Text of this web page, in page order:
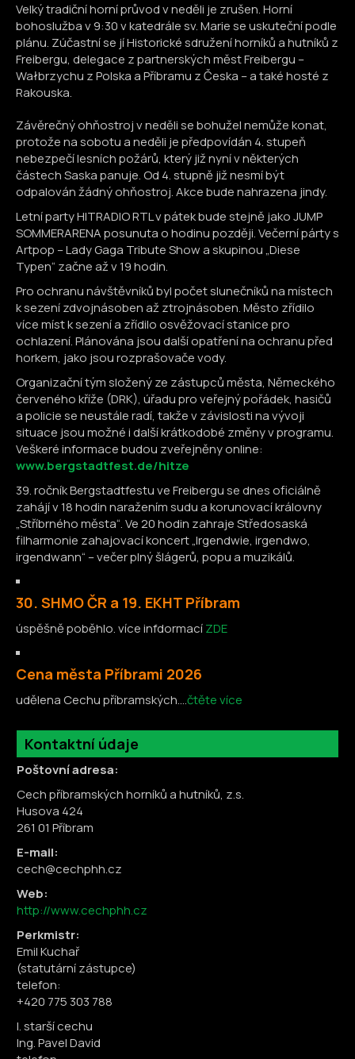
Velký tradiční horní průvod v neděli je zrušen. Horní
bohoslužba v 9:30 v katedrále sv. Marie se uskuteční podle
plánu. Zúčastní se jí Historické sdružení horníků a hutníků z
Freibergu, delegace z partnerských měst Freibergu –
Wałbrzychu z Polska a Příbramu z Česka – a také hosté z
Rakouska.
Závěrečný ohňostroj v neděli se bohužel nemůže konat,
protože na sobotu a neděli je předpovídán 4. stupeň
nebezpečí lesních požárů, který již nyní v některých
částech Saska panuje. Od 4. stupně již nesmí být
odpalován žádný ohňostroj. Akce bude nahrazena jindy.
Letní party HITRADIO RTL v pátek bude stejně jako JUMP
SOMMERARENA posunuta o hodinu později. Večerní párty s
Artpop – Lady Gaga Tribute Show a skupinou „Diese
Typen“ začne až v 19 hodin.
Pro ochranu návštěvníků byl počet slunečníků na místech
k sezení zdvojnásoben až ztrojnásoben. Město zřídilo
více míst k sezení a zřídilo osvěžovací stanice pro
ochlazení. Plánována jsou další opatření na ochranu před
horkem, jako jsou rozprašovače vody.
Organizační tým složený ze zástupců města, Německého
červeného kříže (DRK), úřadu pro veřejný pořádek, hasičů
a policie se neustále radí, takže v závislosti na vývoji
situace jsou možné i další krátkodobé změny v programu.
Veškeré informace budou zveřejněny online:
www.bergstadtfest.de/hitze
39. ročník Bergstadtfestu ve Freibergu se dnes oficiálně
zahájí v 18 hodin naražením sudu a korunovací královny
„Stříbrného města“. Ve 20 hodin zahraje Středosaská
filharmonie zahajovací koncert „Irgendwie, irgendwo,
irgendwann“ – večer plný šlágerů, popu a muzikálů.
30. SHMO ČR a 19. EKHT Příbram
úspěšně poběhlo. více infdormacíZDE
Cena města Příbrami 2026
udělena Cechu příbramských....čtěte více
Kontaktní údaje
Poštovní adresa:
Cech příbramských horníků a hutníků, z.s.
Husova 424
261 01 Příbram
E-mail:
cech@cechphh.cz
Web:
http://www.cechphh.cz
Perkmistr:
Emil Kuchař
(statutární zástupce)
telefon:
+420 775 303 788
I. starší cechu
Ing. Pavel David